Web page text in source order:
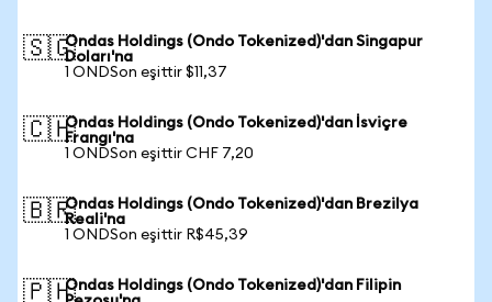
🇸🇬Ondas Holdings (Ondo Tokenized)'dan Singapur
Doları'na
1 ONDSon eşittir $11,37
🇨🇭Ondas Holdings (Ondo Tokenized)'dan İsviçre
Frangı'na
1 ONDSon eşittir CHF 7,20
🇧🇷Ondas Holdings (Ondo Tokenized)'dan Brezilya
Reali'na
1 ONDSon eşittir R$45,39
🇵🇭Ondas Holdings (Ondo Tokenized)'dan Filipin